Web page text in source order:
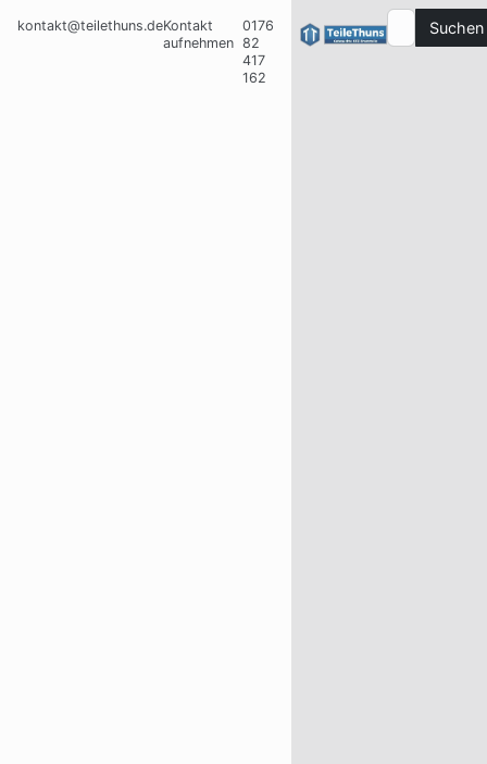
kontakt@teilethuns.deKontakt
aufnehmen
0176
82
417
162
Suchen